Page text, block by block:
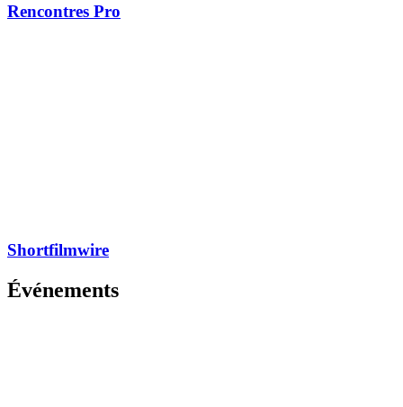
Rencontres Pro
Shortfilmwire
Événements